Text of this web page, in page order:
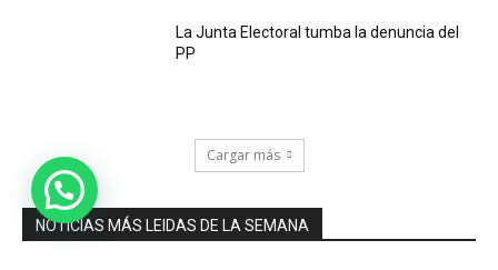
La Junta Electoral tumba la denuncia del
PP
Cargar más
NOTICIAS MÁS LEIDAS DE LA SEMANA